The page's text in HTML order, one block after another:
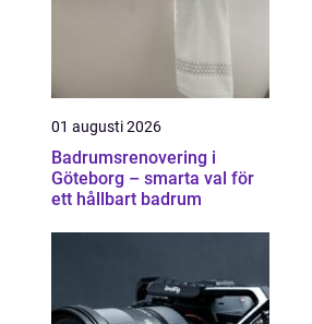
01 augusti 2026
Badrumsrenovering i
Göteborg – smarta val för
ett hållbart badrum